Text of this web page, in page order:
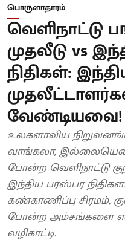
பொருளாதாரம்
வெளிநாட்டு
முதலீடு vs
நிதிகள்:
வேண்டியவை!
உலகளாவிய
வாங்கலா, இல்லையெனில்
போன்ற வெளிநாட்டு
இந்திய பரஸ்பர
கண்காணிப்பு சிரமம்,
போன்ற அம்சங்களை
வழிகாட்டி.